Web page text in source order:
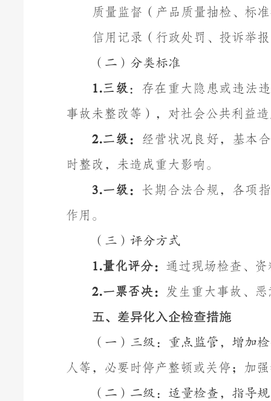
质量监督（产品质量抽检、标
信用记录（行政处罚、投诉举
（二）分类标准
1.三级：存在重大隐患或违法
事故未整改等），对社会公共利益
2.二级： 经营状况良好，基本
时整改，未造成重大影响。
3.一级： 长期合法合规，各项
作用。
（三）评分方式
1.量化评分： 通过现场检查、
2.一票否决：
发生重大事故、
五、差异化入企检查措施
（一）三级：重点监管，增加
人等，必要时停产整顿或关停；加
（二）二级：适量检查，指导